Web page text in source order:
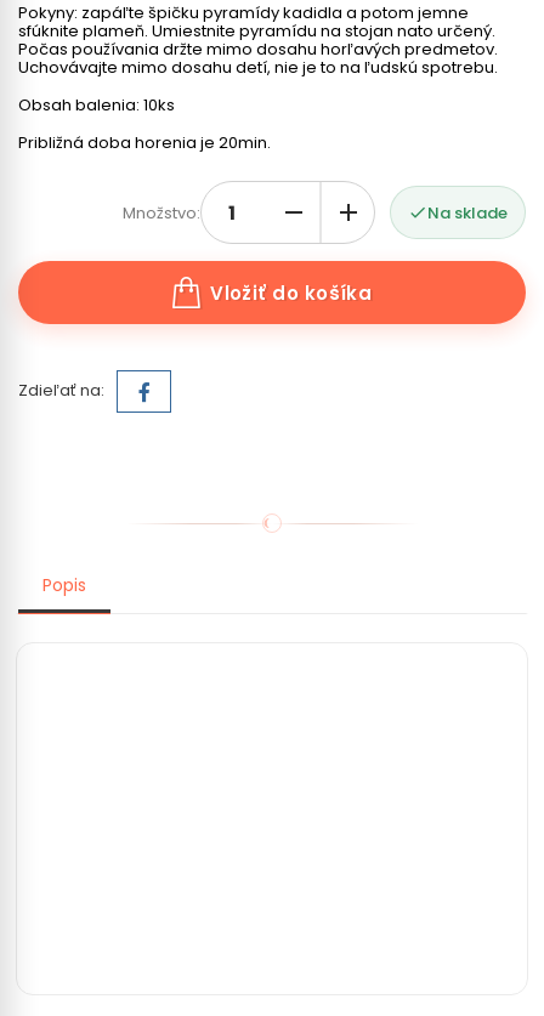
Pokyny: zapáľte špičku pyramídy kadidla a potom jemne
sfúknite plameň. Umiestnite pyramídu na stojan nato určený.
Počas používania držte mimo dosahu horľavých predmetov.
Uchovávajte mimo dosahu detí, nie je to na ľudskú spotrebu.
Obsah balenia: 10ks
Približná doba horenia je 20min.
Množstvo: Na sklade
Vložiť do košíka
Zdieľať na:
Popis